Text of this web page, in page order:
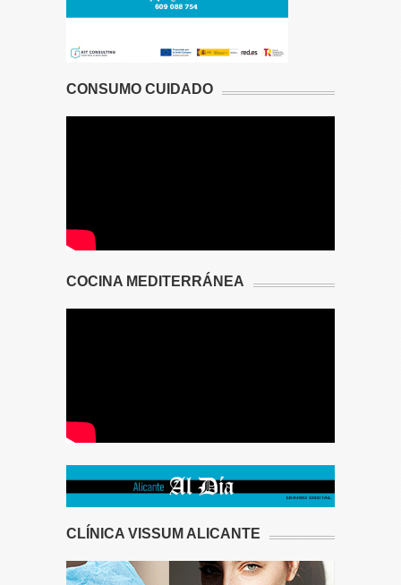
CONSUMO CUIDADO
COCINA MEDITERRÁNEA
CLÍNICA VISSUM ALICANTE